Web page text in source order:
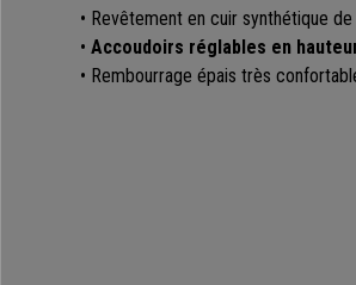
• Revêtement en cuir synthétique
• Accoudoirs réglables en
• Rembourrage épais très